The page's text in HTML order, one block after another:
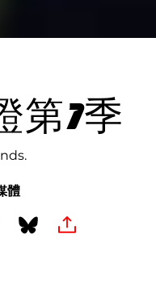
第1季
體